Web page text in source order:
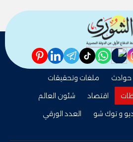
nabd
whatsapp
tiktok
telegram
linkedin
pinterest
حوادث
ملفات وتحقيقات
اقتصاد
شئون العالم
و توك شو
العدد الورقي